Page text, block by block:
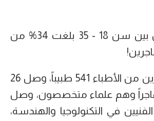
أعمار المهاجرين بين سن 18 - 35 بلغت 34% من
بلغ عدد المهاجرين من الأطباء 541 طبيباً، وصل 26
وهم علماء متخصصون، وصل
في التكنولوجيا والهندسة،